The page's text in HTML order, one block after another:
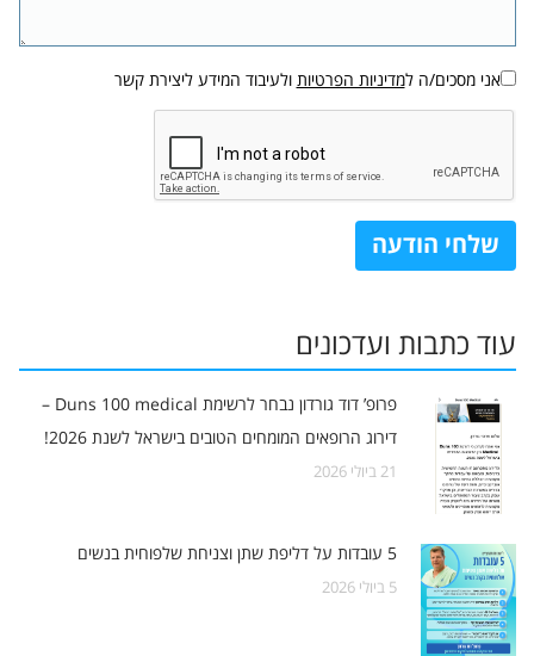
אני מסכים/ה למדיניות הפרטיות ולעיבוד המידע ליצירת קשר
עוד כתבות ועדכונים
פרופ’ דוד גורדון נבחר לרשימת Duns 100 medical –
דירוג הרופאים המומחים הטובים בישראל לשנת 2026!
21 ביולי 2026
‏‏5 עובדות על דליפת שתן וצניחת שלפוחית בנשים
5 ביולי 2026